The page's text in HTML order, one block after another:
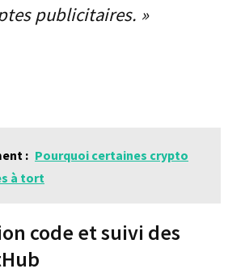
publicitaires. »
: Pourquoi certaines crypto
à tort
code et suivi des